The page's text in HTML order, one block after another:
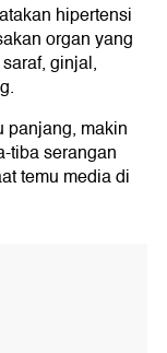
hipertensi
organ yang
ginjal,
panjang, makin
tiba serangan
temu media di